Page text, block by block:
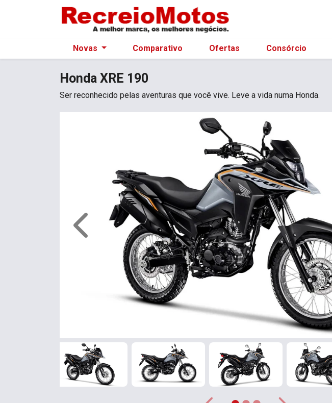
Novas Comparativo Ofertas Consórcio
Honda XRE 190
Ser reconhecido pelas aventuras que você vive. Leve a vida numa Honda.
Anterior